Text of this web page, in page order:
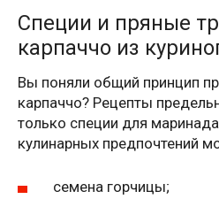
Специи и пряные
карпаччо из
Вы поняли общий принцип
карпаччо? Рецепты
только специи для
кулинарных предпочтений
семена горчицы;